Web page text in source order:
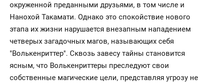
окруженной преданными друзьями, в том числе и
Нанохой Такамати. Однако это спокойствие нового
этапа их жизни нарушается внезапным нападением
четверых загадочных магов, называющих себя
"Волькенриттер". Сквозь завесу тайны становится
ясным, что Волькенриттеры преследуют свои
собственные магические цели, представляя угрозу не